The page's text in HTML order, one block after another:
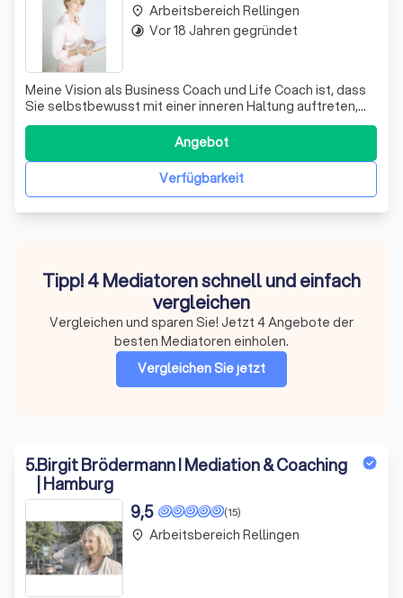
Meine Vision als Business Coach und Life Coach ist, dass
Sie selbstbewusst mit einer inneren Haltung auftreten,
wirken und führen. Sie mutig Ihre Selbstverantwortung
und Selbstermächtigung leben.
Verfügbarkeit
Angebot
place Arbeitsbereich Rellingen
timelapse Vor 18 Jahren gegründet
Tipp! 4 Mediatoren schnell und einfach
vergleichen
Vergleichen und sparen Sie! Jetzt 4 Angebote der
besten Mediatoren einholen.
Vergleichen Sie jetzt
5.Birgit Brödermann I Mediation & Coaching
| Hamburg
(15)
9,5
place Arbeitsbereich Rellingen